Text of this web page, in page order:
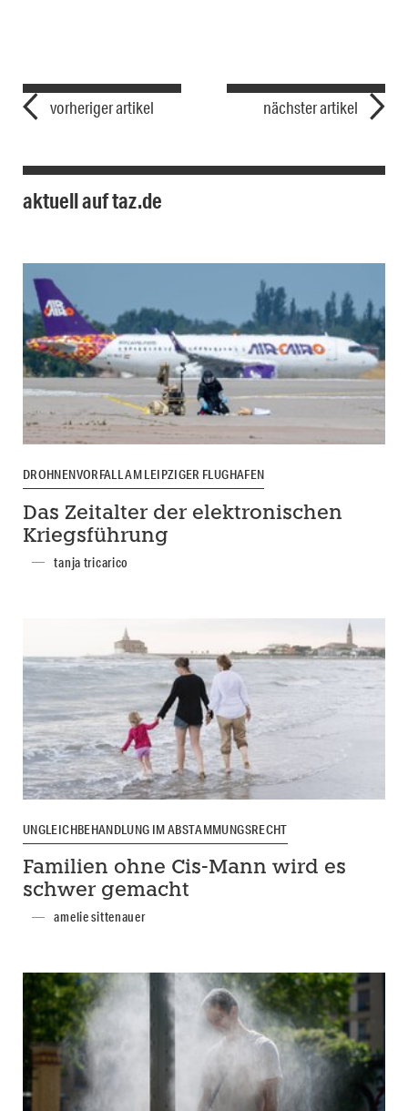
vorheriger artikel nächster artikel
aktuell auf taz.de
DROHNENVORFALL AM LEIPZIGER FLUGHAFEN
Das Zeitalter der elektronischen
Kriegsführung
tanja tricarico
UNGLEICHBEHANDLUNG IM ABSTAMMUNGSRECHT
Familien ohne Cis-Mann wird es
schwer gemacht
amelie sittenauer